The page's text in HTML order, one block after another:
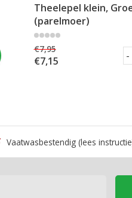
Theelepel klein,
(parelmoer)
€7,95
€7,15 -
Vaatwasbestendig(lees